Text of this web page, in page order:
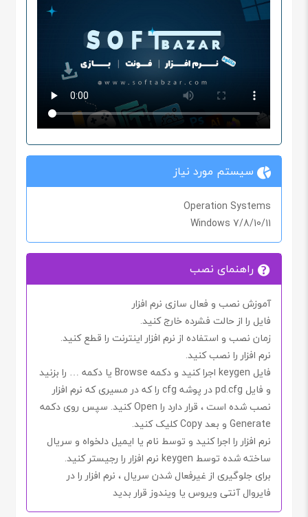
سیستم مورد نیاز
Operation Systems
Windows 7/8/10/11
راهنمای نصب
آموزش نصب و فعال سازی نرم افزار
فایل را از حالت فشرده خارج کنید.
زمان نصب و استفاده از نرم افزار اینترنت را قطع کنید.
نرم افزار را نصب کنید.
فایل keygen اجرا کنید و دکمه Browse یا دکمه … را بزنید
و فایل pd.cfgدر پوشه cfg را که در مسیری که نرم افزار
نصب شده است ، قرار دارد را Openکنید. سپس روی دکمه
Generate و بعدCopyکلیک کنید.
نرم افزار را اجرا کنید و توسط نام یا ایمیلدلخواه و سریال
ساخته شده توسط keygen نرم افزار را رجیستر کنید.
برای جلوگیری از غیرفعال شدن سریال، نرم افزار را در
فایروال آنتی ویروس یا ویندوز قرار بدید